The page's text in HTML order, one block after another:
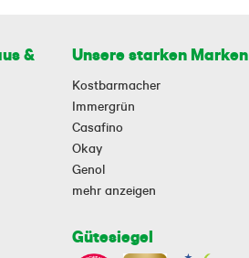
&
Unsere starken Marken
Kostbarmacher
Immergrün
Casafino
Okay
Genol
mehr anzeigen
Gütesiegel